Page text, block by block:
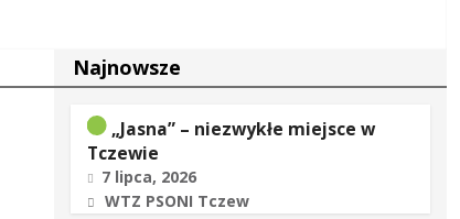
Najnowsze
„Jasna” – niezwykłe miejsce w
Tczewie
7 lipca, 2026
WTZ PSONI Tczew